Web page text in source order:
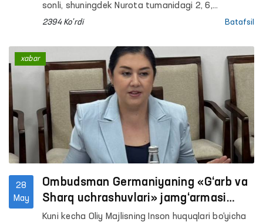
sonli, shuningdek Nurota tumanidagi 2, 6,
27 va 34-sonli umumiy o‘rta taʼlim
etildi. Ularda jami 280 nafardan ortiq o‘quvchi
ishtirok etdi.
2394 Ko'rdi Batafsil
28
May
Ombudsman Germaniyaning «G‘arb va
Sharq uchrashuvlari» jamg‘armasi
delegatsiyasi bilan hamkorlik
Kuni kecha Oliy Majlisning Inson huquqlari bo‘yicha
xabar